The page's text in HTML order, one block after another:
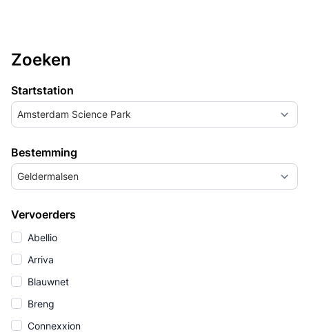
Zoeken
Startstation
Amsterdam Science Park
Bestemming
Geldermalsen
Vervoerders
Abellio
Arriva
Blauwnet
Breng
Connexxion